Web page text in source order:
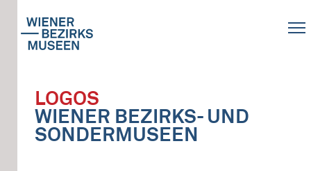
LOGOS
WIENER BEZIRKS- UND
SONDERMUSEEN